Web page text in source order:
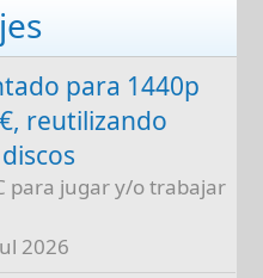
para 1440p
reutilizando
para jugar y/o trabajar
2026